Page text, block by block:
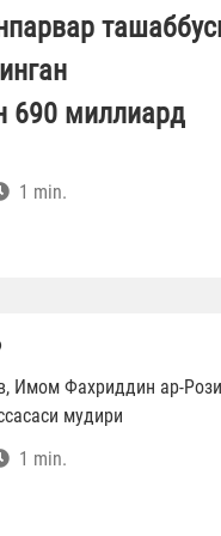
690 миллиард
1 min.
Имом Фахриддин ар-
мудири
1 min.